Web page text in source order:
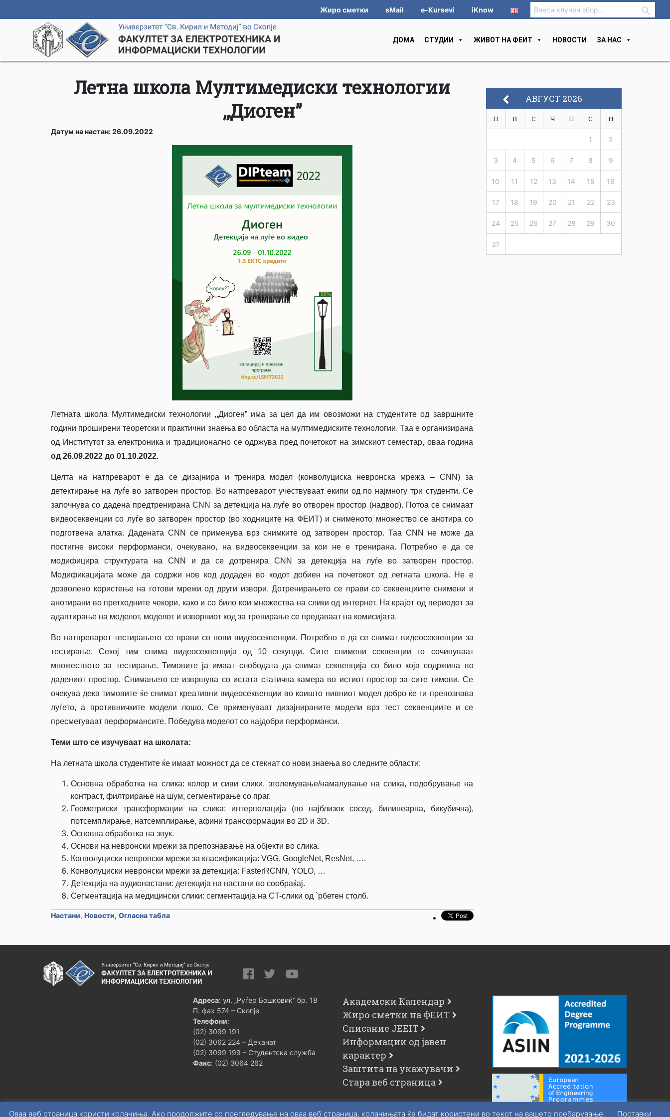
Жиро сметки sMail e-Kursevi iKnow
ДОМА СТУДИИ ЖИВОТ НА ФЕИТ НОВОСТИ ЗА НАС
Летна школа Мултимедиски технологии
,,Диоген”
Датум на настан: 26.09.2022
Летната школа Мултимедиски технологии ,,Диоген” има за цел да им овозможи на студентите од завршните
години проширени теоретски и практични знаења во областа на мултимедиските технологии. Таа е организирана
од Институтот за електроника и традиционално се одржува пред почетокот на зимскиот семестар, оваа година
од 26.09.2022 до 01.10.2022.
Целта на натпреварот е да се дизајнира и тренира модел (конволуциска невронска мрежа – CNN) за
детектирање на луѓе во затворен простор. Во натпреварот учествуваат екипи од по најмногу три студенти. Се
започнува со дадена предтренирана CNN за детекција на луѓе во отворен простор (надвор). Потоа се снимаат
видеосеквенции со луѓе во затворен простор (во ходниците на ФЕИТ) и снименото множество се анотира со
подготвена алатка. Дадената CNN се применува врз снимките од затворен простор. Таа CNN не може да
постигне високи перформанси, очекувано, на видеосеквенции за кои не е тренирана. Потребно е да се
модифицира структурата на CNN и да се дотренира CNN за детекција на луѓе во затворен простор.
Модификацијата може да содржи нов код додаден во кодот добиен на почетокот од летната школа. Не е
дозволено користење на готови мрежи од други извори. Дотренирањето се прави со секвенциите снимени и
анотирани во претходните чекори, како и со било кои множества на слики од интернет. На крајот од периодот за
адаптирање на моделот, моделот и изворниот код за тренирање се предаваат на комисијата.
Во натпреварот тестирањето се прави со нови видеосеквенции. Потребно е да се снимат видеосеквенции за
тестирање. Секој тим снима видеосеквенција од 10 секунди. Сите снимени секвенции го сочинуваат
множеството за тестирање. Тимовите ја имаат слободата да снимат секвенција со било која содржина во
дадениот простор. Снимањето се извршува со истата статична камера во истиот простор за сите тимови. Се
очекува дека тимовите ќе снимат креативни видеосеквенции во коишто нивниот модел добро ќе ги препознава
луѓето, а противничките модели лошо. Се применуваат дизајнираните модели врз тест секвенциите и се
пресметуваат перформансите. Победува моделот со најдобри перформанси.
Теми што се изучуваат на школата:
На летната школа студентите ќе имаат можност да се стекнат со нови знаења во следните области:
Основна обработка на слика: колор и сиви слики, зголемување/намалување на слика, подобрување на
контраст, филтрирање на шум, сегментирање со праг.
Геометриски трансформации на слика: интерполација (по најблизок сосед, билинеарна, бикубична),
потсемплирање, натсемплирање, афини трансформации во 2D и 3D.
Основна обработка на звук.
Основи на невронски мрежи за препознавање на објекти во слика.
Конволуциски невронски мрежи за класификација: VGG, GoogleNet, ResNet, ….
Конволуциски невронски мрежи за детекција: FasterRCNN, YOLO, …
Детекција на аудионастани: детекција на настани во сообраќај.
Сегментација на медицински слики: сегментација на CT-слики од `рбетен столб.
Настани, Новости, Огласна табла
АВГУСТ 2026
П В С Ч П С Н
1 2
3 4 5 6 7 8 9
10 11 12 13 14 15 16
17 18 19 20 21 22 23
24 25 26 27 28 29 30
31
Адреса: ул. „Руѓер Бошковиќ“ бр. 18
П. фах 574 – Скопје
Телефони:
(02) 3099 191
(02) 3062 224 – Деканат
(02) 3099 199 – Студентска служба
Факс: (02) 3064 262
Академски Календар
Жиро сметки на ФЕИТ
Списание JEEIT
Информации од јавен
карактер
Заштита на укажувачи
Стара веб страница
Оваа веб страница користи колачиња. Ако продолжите со прегледување на оваа веб страница, колачињата ќе бидат користени во текот на вашето пребарување. Поставки